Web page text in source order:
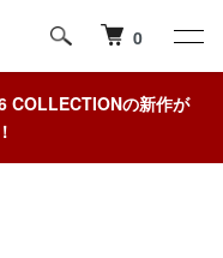
0
COLLECTIONの新作が